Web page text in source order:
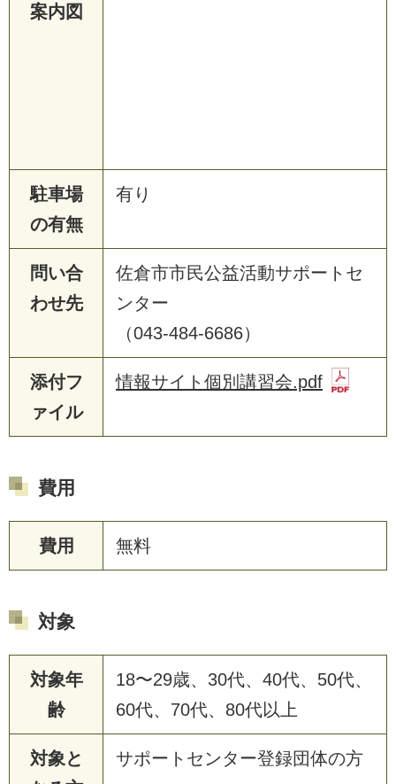
案内図
駐車場
の有無
有り
問い合
わせ先
佐倉市市民公益活動サポートセ
ンター
（043-484-6686）
添付フ
ァイル
情報サイト個別講習会.pdf
費用
費用 無料
対象
対象年
齢
18〜29歳、30代、40代、50代、
60代、70代、80代以上
対象と
サポートセンター登録団体の方